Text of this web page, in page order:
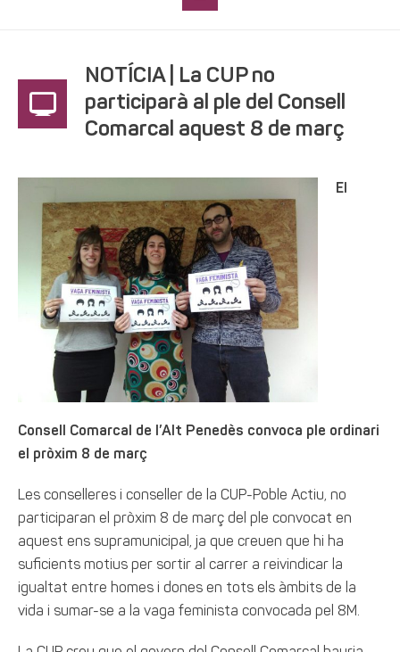
NOTÍCIA | La CUP no
participarà al ple del Consell
Comarcal aquest 8 de març
El
Consell Comarcal de l’Alt Penedès convoca ple ordinari
el pròxim 8 de març
Les conselleres i conseller de la CUP-Poble Actiu, no
participaran el pròxim 8 de març del ple convocat en
aquest ens supramunicipal, ja que creuen que hi ha
suficients motius per sortir al carrer a reivindicar la
igualtat entre homes i dones en tots els àmbits de la
vida i sumar-se a la vaga feminista convocada pel 8M.